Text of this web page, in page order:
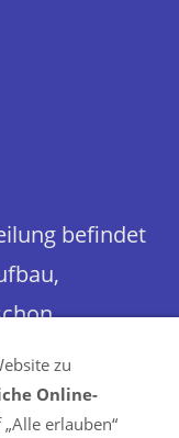
befindet
zu
Online-
erlauben“